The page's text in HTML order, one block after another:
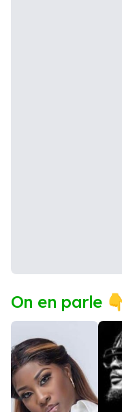
On en parle